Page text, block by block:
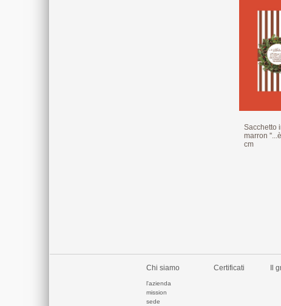
Sacchetto
marron
cm
Chi siamo
l'azienda
mission
sede
Certificati Il